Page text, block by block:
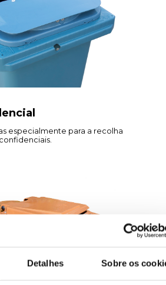
Detalhes Sobre os
especialmente para a recolha